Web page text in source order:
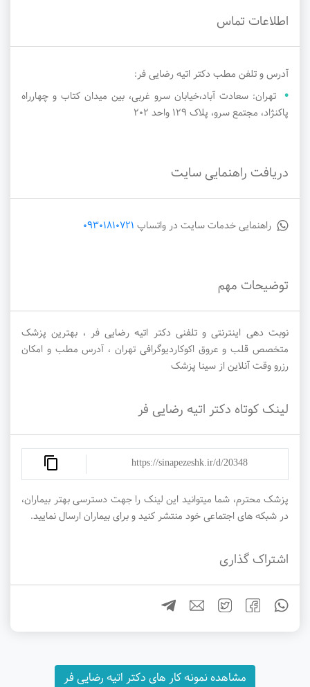
اطلاعات تماس
آدرس و تلفن مطب دکتر اتیه رضایی فر:
تهران: سعادت آباد،خیابان سرو غربی، بین میدان کتاب و چهارراه
پاکنژاد، مجتمع سرو، پلاک ۱۲۹ واحد ۲۰۲
دریافت راهنمایی سایت
راهنمایی خدمات سایت در واتساپ 09301810721
توضیحات مهم
نوبت دهی اینترنتی و تلفنی دکتر اتیه رضایی فر ، بهترین پزشک
متخصص قلب و عروق اکوکاردیوگرافی تهران ، آدرس مطب و امکان
رزرو وقت آنلاین از سینا پزشک
لینک کوتاه دکتر اتیه رضایی فر
https://sinapezeshk.ir/d/20348
پزشک محترم، شما میتوانید این لینک را جهت دسترسی بهتر بیماران،
در شبکه های اجتماعی خود منتشر کنید و برای بیماران ارسال نمایید.
اشتراک گذاری
مشاهده نمونه کار های دکتر اتیه رضایی فر